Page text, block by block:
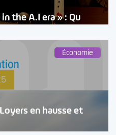
the A.I era » : Qu
Économie
en hausse et